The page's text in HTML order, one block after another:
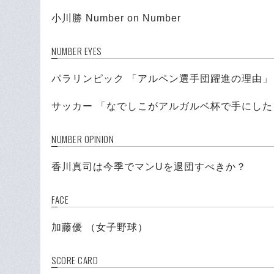
小川勝 Number on Number
NUMBER EYES
パラリンピック 「アルペン選手団躍進の理由」
サッカー 「なでしこがアルガルベ杯で手にし
NUMBER OPINION
香川真司は今季でマンUを退団すべきか？
FACE
加藤優 （女子野球）
SCORE CARD